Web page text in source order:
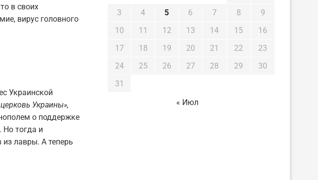
в своих
вирус головного
Украинской
Украины»,
о поддержке
тогда и
лавры. А теперь
3
4 5 6 7 8
9
10
11 12 13 14 15
16
17
18 19 20 21 22
23
24
25 26 27 28 29
30
31
« Июл